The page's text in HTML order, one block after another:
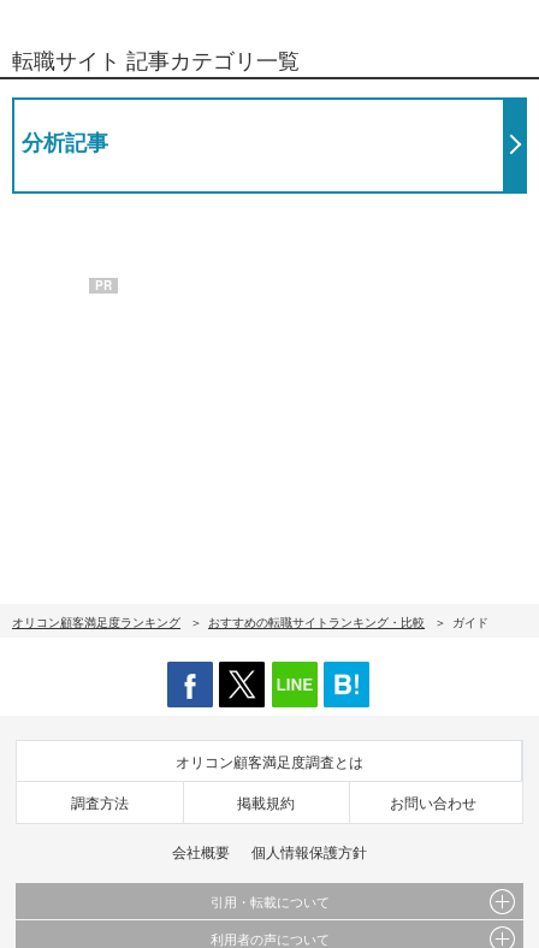
転職サイト 記事カテゴリ一覧
分析記事
PR
オリコン顧客満足度ランキング おすすめの転職サイトランキング・比較 ガイド
オリコン顧客満足度調査とは
調査方法 掲載規約 お問い合わせ
会社概要 個人情報保護方針
引用・転載について
当サイトで公開されている情報（文字、写真、イラスト、画像データ等）及びこれらの配
利用者の声について